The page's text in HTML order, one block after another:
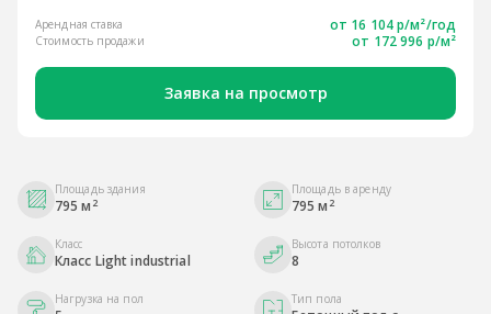
Арендная ставка от 16 104 р/м²/год
Стоимость продажи от 172 996 р/м²
Заявка на просмотр
Площадь здания
795 м 2
Площадь в аренду
795 м 2
Класс
Класс Light industrial
Высота потолков
8
Нагрузка на пол Тип пола